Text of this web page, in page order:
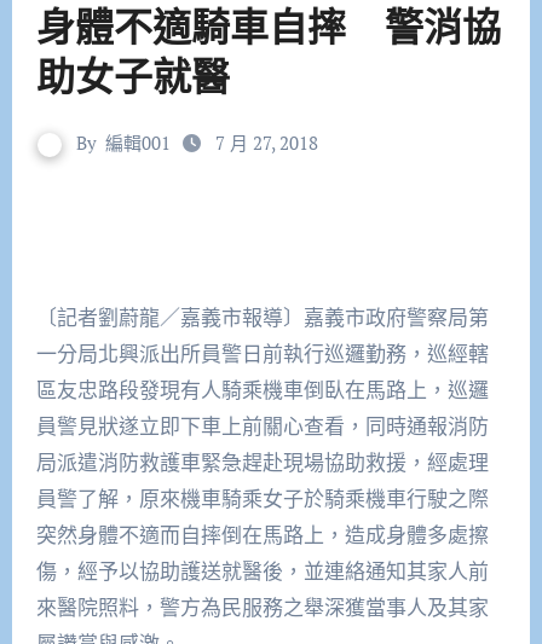
身體不適騎車自摔 警消協
助女子就醫
By 編輯001 7 月 27, 2018
〔記者劉蔚龍／嘉義市報導〕嘉義市政府警察局第
一分局北興派出所員警日前執行巡邏勤務，巡經轄
區友忠路段發現有人騎乘機車倒臥在馬路上，巡邏
員警見狀遂立即下車上前關心查看，同時通報消防
局派遣消防救護車緊急趕赴現場協助救援，經處理
員警了解，原來機車騎乘女子於騎乘機車行駛之際
突然身體不適而自摔倒在馬路上，造成身體多處擦
傷，經予以協助護送就醫後，並連絡通知其家人前
來醫院照料，警方為民服務之舉深獲當事人及其家